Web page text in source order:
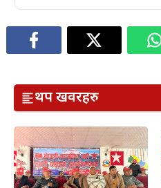
थप खवरहरु